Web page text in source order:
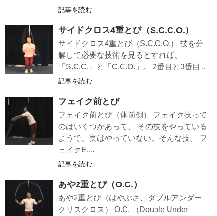
記事を読む
サイドクロス4重とび（S.C.C.O.）
サイドクロス4重とび（S.C.C.O.） 技を分
解して必要な技術を見るとすれば、
「S.C.C.」と「C.C.O.」。 2番目と3番目...
記事を読む
フェイク前とび
フェイク前とび（体前側） フェイク技って
のはいくつかあって、 その技をやっている
ようで、実はやっていない、そんな技。 フ
ェイクE....
記事を読む
あや2重とび（O.C.）
あや2重とび（はやぶさ、ダブルアンダー
クリスクロス） O.C. （Double Under